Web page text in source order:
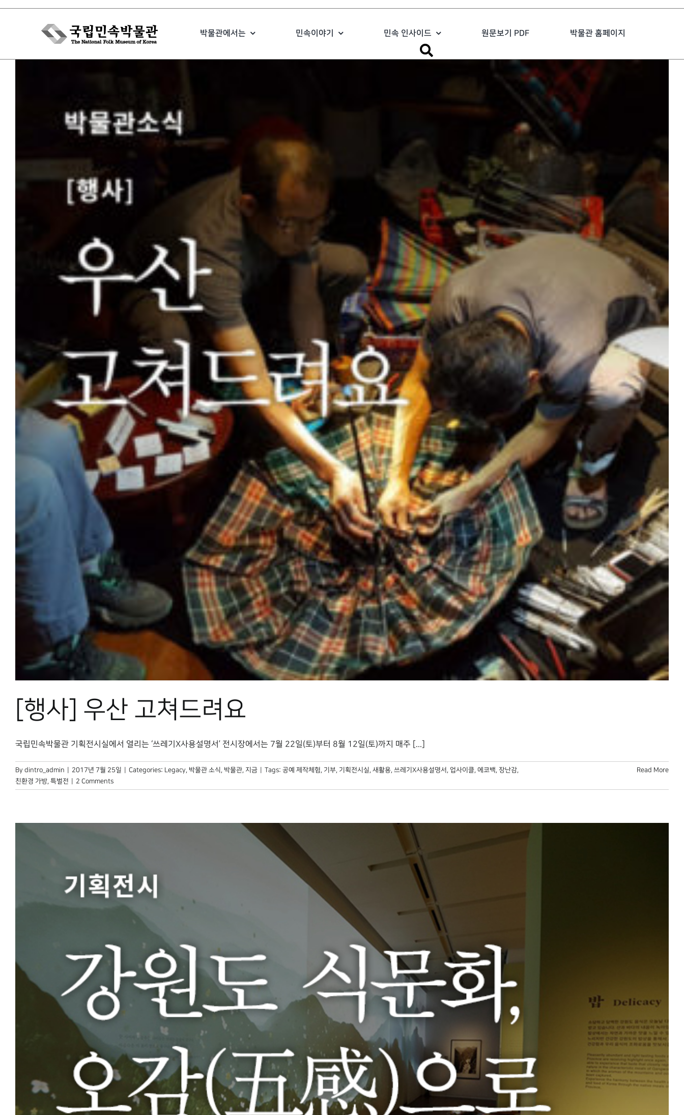
Skip
박물관에서는 민속이야기 민속 인사이드 원문보기 PDF 박물관 홈페이지
[행사] 우산 고쳐드려요
국립민속박물관 기획전시실에서 열리는 ‘쓰레기X사용설명서’ 전시장에서는 7월 22일(토)부터 8월 12일(토)까지 매주 [...]
By dintro_admin 2017년 7월 25일 Categories: Legacy 박물관 소식 박물관, 지금 Tags: 공예 제작체험 기부 기획전시실 새활용 쓰레기X사용설명서 업사이클 에코백 장난감
친환경 가방 특벌전 2 Comments
Read More